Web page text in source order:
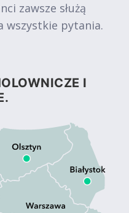
zawsze służą
wszystkie pytania.
I